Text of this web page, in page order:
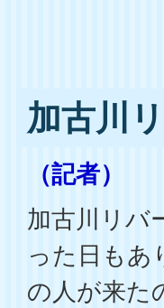
加古川
（記者）
加古川リバ
った日もあ
の人が来た